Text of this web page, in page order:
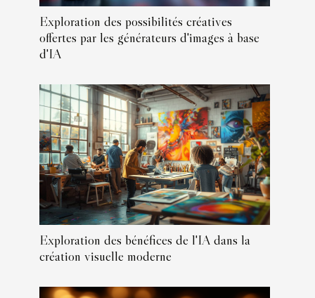
Exploration des possibilités créatives
offertes par les générateurs d'images à base
d'IA
Exploration des bénéfices de l'IA dans la
création visuelle moderne